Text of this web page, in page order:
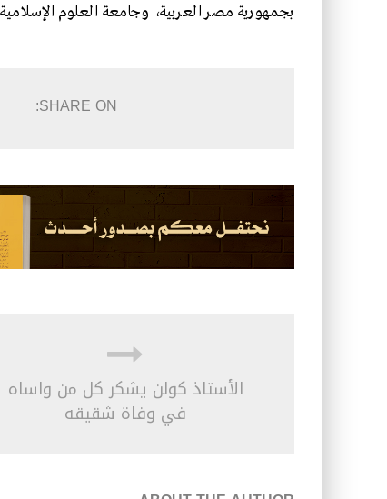
بجمهورية مصر العربية، وجامعة العلوم
SHARE ON:
الأستاذ كولن يشكر كل من واساه
في وفاة شقيقه